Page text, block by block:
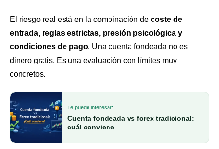
El riesgo real está en la combinación de coste de
entrada, reglas estrictas, presión psicológica y
condiciones de pago. Una cuenta fondeada no es
dinero gratis. Es una evaluación con límites muy
concretos.
Te puede interesar:
Cuenta fondeada vs forex tradicional:
cuál conviene